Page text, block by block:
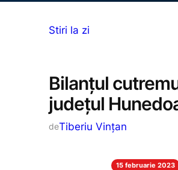
Stiri la zi
Bilanțul
județul
deTiberiu Vințan
15 februarie 2023